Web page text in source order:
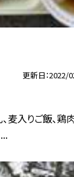
更新日 2022/
麦入りご飯、鶏